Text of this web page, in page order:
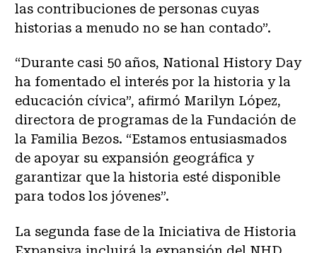
las contribuciones de personas cuyas
historias a menudo no se han contado”.
“Durante casi 50 años, National History Day
ha fomentado el interés por la historia y la
educación cívica”, afirmó Marilyn López,
directora de programas de la Fundación de
la Familia Bezos. “Estamos entusiasmados
de apoyar su expansión geográfica y
garantizar que la historia esté disponible
para todos los jóvenes”.
La segunda fase de la Iniciativa de Historia